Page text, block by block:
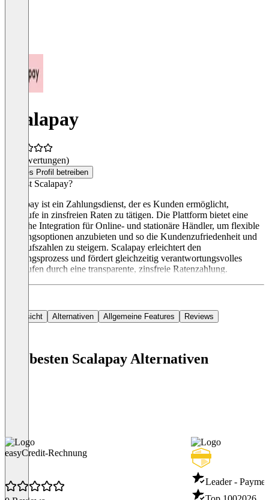
Scalapay
(0 Bewertungen)
Dieses Profil betreiben
Was ist Scalapay?
Scalapay ist ein Zahlungsdienst, der es Kunden ermöglicht,
Einkäufe in zinsfreien Raten zu tätigen. Die Plattform bietet eine
einfache Integration für Online- und stationäre Händler, um flexible
Zahlungsoptionen anzubieten und so die Kundenzufriedenheit und
Verkaufszahlen zu steigern. Scalapay erleichtert den
Zahlungsprozess und fördert gleichzeitig verantwortungsvolles
Einkaufen durch eine transparente, zinsfreie Ratenzahlung.
Übersicht Alternativen Allgemeine Features Reviews
Die besten Scalapay Alternativen
easyCredit-Rechnung
Leader -